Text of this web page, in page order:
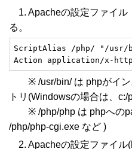
1. Apacheの設定ファイル
る。
ScriptAlias /php/ "/usr/
Action application/x-
※ /usr/bin/ は phpがイン
トリ(Windowsの場合は、c:/
※ /php/php は phpへの
/php/php-cgi.exe など )
2. Apacheの設定ファイル